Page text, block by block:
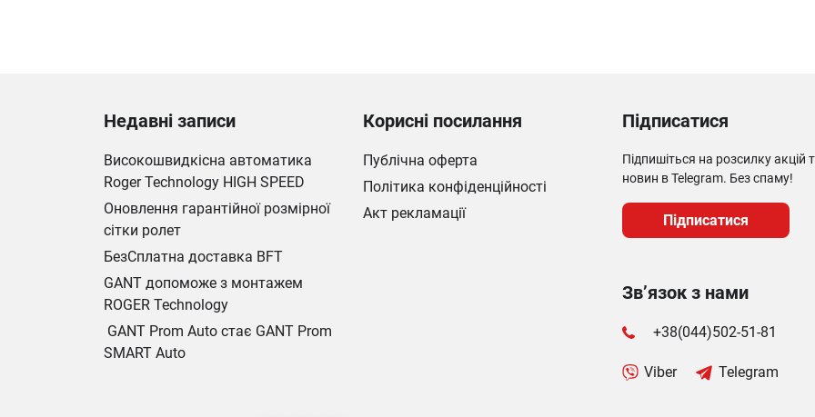
Недавні записи
Високошвидкісна автоматика
Roger Technology HIGH SPEED
Оновлення гарантійної розмірної
сітки ролет
БезСплатна доставка BFT
GANT допоможе з монтажем
ROGER Technology
GANT Prom Auto стає GANT Prom
SMART Auto
Корисні посилання
Публічна оферта
Політика конфіденційності
Акт рекламації
Підписатися
Підпишіться на розсилку акцій
новин в Telegram. Без спаму!
Підписатися
Зв’язок з нами
+38(044)502-51-81
Viber Telegram